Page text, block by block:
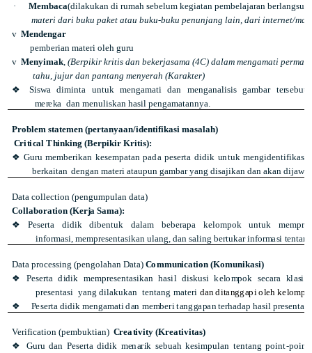
·
Membaca(dilakukan di rumah sebelum kegiatan pembelajaran
materi dari buku paket atau buku-buku penunjang lain, dari internet/
v Mendengar
pemberian materi oleh guru
v Menyimak,(Berpikir kritis dan bekerjasama (4C) dalam mengamati
tahu, jujur dan pantang menyerah (Karakter)
❖
Siswa diminta untuk mengamati dan menganalisis gambar tersebut
mereka dan menuliskanhasil pengamatannya.
Problem statemen (pertanyaan/identifikasi masalah)
Critical Thinking (Berpikir Kritis):
❖ Guru memberikan kesempatan pada peserta didik untuk mengidentifikas
berkaitan dengan materi ataupungambar yang disajikan danakan dijawa
Data collection (pengumpulan data)
Collaboration (KerjaSama):
❖
Peserta didik dibentuk dalam beberapa kelompok untuk mempr
informasi, mempresentasikan ulang, dan saling bertukar informasi tentan
Data processing (pengolahan Data) Communication(Komunikasi)
❖
Peserta didik mempresentasikan hasil diskusi kelompok secara klasi
presentasi yangdilakukan tentang materi danditanggapioleh kelompo
❖
Pesertadidik mengamatidan memberitanggapanterhadap hasil presentas
Verification (pembuktian) Creativity(Kreativitas)
❖
Guru dan Peserta didik menarik sebuah kesimpulan tentang point-poin